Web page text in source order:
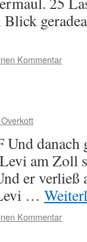
Blick
Kommentar
danach
am Zoll
er verließ
…
Kommentar